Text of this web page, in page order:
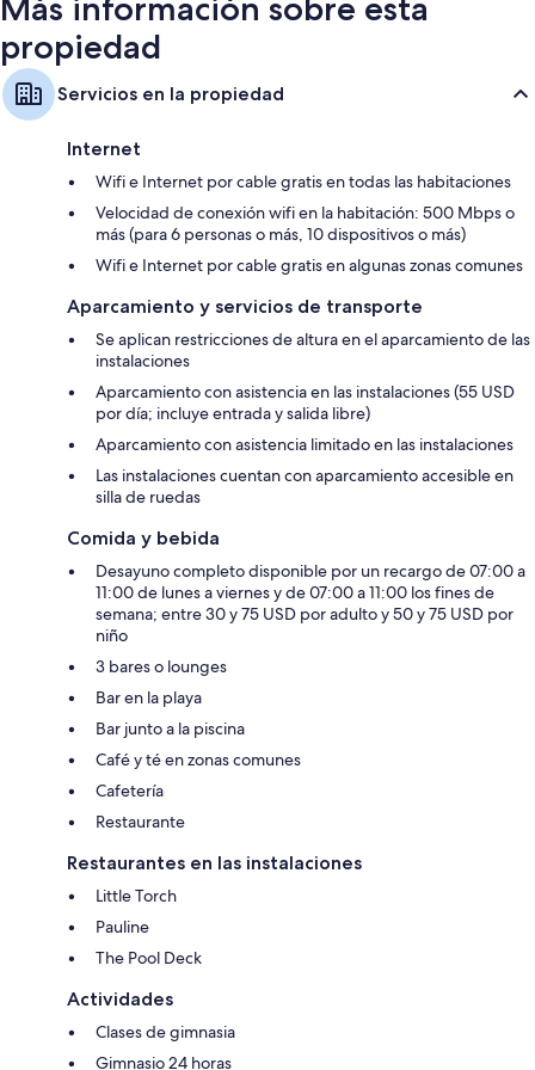
Ropa de cama hipoalergénica y colchones con pillow-top
Baños con artículos de tocador de diseñador y duchas
Televisiones de pantalla plana de 42 pulgadas con canales de
televisión premium
Consolas de videojuegos, cafeteras/teteras y servicio de limpieza
diario
Más información sobre esta
propiedad
Servicios en la propiedad
Internet
Wifi e Internet por cable gratis en todas las habitaciones
Velocidad de conexión wifi en la habitación: 500 Mbps o
más (para 6 personas o más, 10 dispositivos o más)
Wifi e Internet por cable gratis en algunas zonas comunes
Aparcamiento y servicios de transporte
Se aplican restricciones de altura en el aparcamiento de las
instalaciones
Aparcamiento con asistencia en las instalaciones (55 USD
por día; incluye entrada y salida libre)
Aparcamiento con asistencia limitado en las instalaciones
Las instalaciones cuentan con aparcamiento accesible en
silla de ruedas
Comida y bebida
Desayuno completo disponible por un recargo de 07:00 a
11:00 de lunes a viernes y de 07:00 a 11:00 los fines de
semana; entre 30 y 75 USD por adulto y 50 y 75 USD por
niño
3 bares o lounges
Bar en la playa
Bar junto a la piscina
Café y té en zonas comunes
Cafetería
Restaurante
Restaurantes en las instalaciones
Little Torch
Pauline
The Pool Deck
Actividades
Clases de gimnasia
Gimnasio 24 horas